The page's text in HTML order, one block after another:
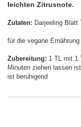
leichten Zitrusnote.
Zutaten: Darjeeling Blatt
für die vegane
Zubereitung: 1 TL mit 1
Minuten ziehen lassen
ist beruhigend